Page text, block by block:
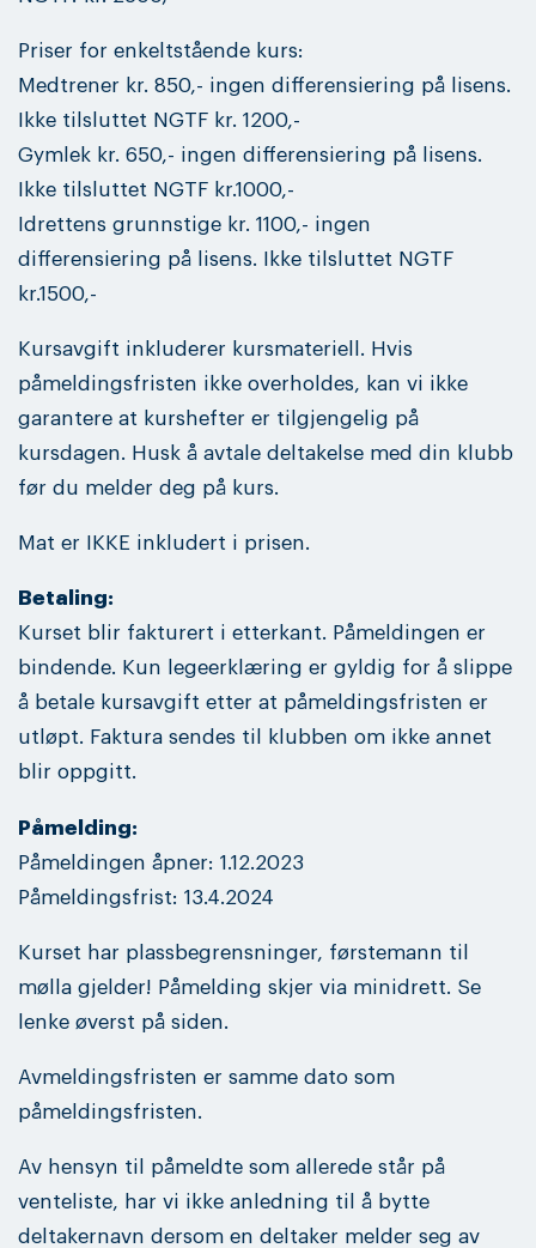
Priser for enkeltstående kurs:
Medtrener kr. 850,- ingen differensiering på lisens.
Ikke tilsluttet NGTF kr. 1200,-
Gymlek kr. 650,- ingen differensiering på lisens.
Ikke tilsluttet NGTF kr.1000,-
Idrettens grunnstige kr. 1100,- ingen
differensiering på lisens. Ikke tilsluttet NGTF
kr.1500,-
Kursavgift inkluderer kursmateriell. Hvis
påmeldingsfristen ikke overholdes, kan vi ikke
garantere at kurshefter er tilgjengelig på
kursdagen. Husk å avtale deltakelse med din klubb
før du melder deg på kurs.
Mat er IKKE inkludert i prisen.
Betaling:
Kurset blir fakturert i etterkant. Påmeldingen er
bindende. Kun legeerklæring er gyldig for å slippe
å betale kursavgift etter at påmeldingsfristen er
utløpt. Faktura sendes til klubben om ikke annet
blir oppgitt.
Påmelding:
Påmeldingen åpner: 1.12.2023
Påmeldingsfrist: 13.4.2024
Kurset har plassbegrensninger, førstemann til
mølla gjelder! Påmelding skjer via minidrett. Se
lenke øverst på siden.
Avmeldingsfristen er samme dato som
påmeldingsfristen.
Av hensyn til påmeldte som allerede står på
venteliste, har vi ikke anledning til å bytte
deltakernavn dersom en deltaker melder seg av